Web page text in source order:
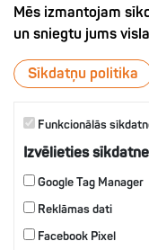
Mēs izmantojam
un sniegtu jums
Sīkdatņu politika
Funkcionālās
Izvēlieties
Google Tag Manager
Reklāmas dati
Facebook Pixel